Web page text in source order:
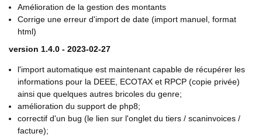
Amélioration de la gestion des montants
Corrige une erreur d'import de date (import manuel, format
html)
version 1.4.0 - 2023-02-27
l'import automatique est maintenant capable de récupérer les
informations pour la DEEE, ECOTAX et RPCP (copie privée)
ainsi que quelques autres bricoles du genre;
amélioration du support de php8;
correctif d'un bug (le lien sur l'onglet du tiers / scaninvoices /
facture);